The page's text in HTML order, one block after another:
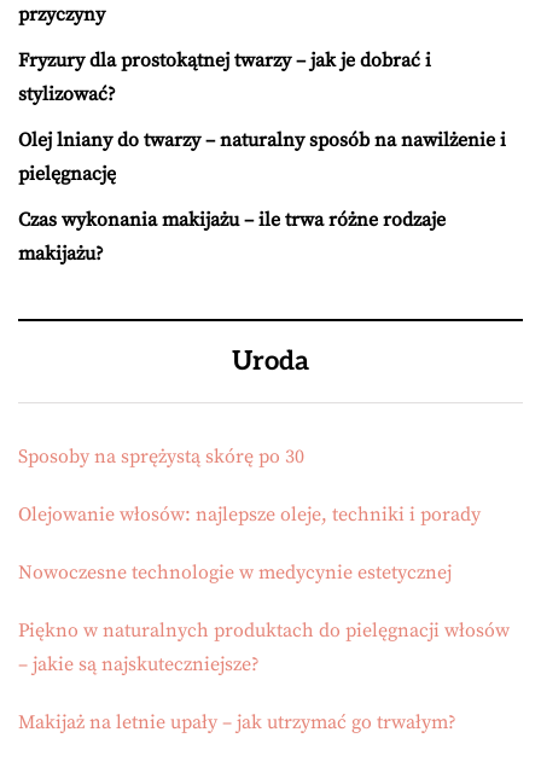
przyczyny
Fryzury dla prostokątnej twarzy – jak je dobrać i
stylizować?
Olej lniany do twarzy – naturalny sposób na nawilżenie i
pielęgnację
Czas wykonania makijażu – ile trwa różne rodzaje
makijażu?
Uroda
Sposoby na sprężystą skórę po 30
Olejowanie włosów: najlepsze oleje, techniki i porady
Nowoczesne technologie w medycynie estetycznej
Piękno w naturalnych produktach do pielęgnacji włosów
– jakie są najskuteczniejsze?
Makijaż na letnie upały – jak utrzymać go trwałym?